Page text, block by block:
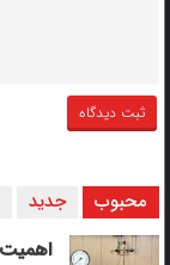
محبوب جدید
اهمیت